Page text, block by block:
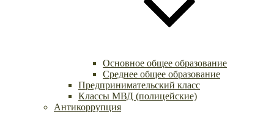
Основное общее образование
Среднее общее образование
Предпринимательский класс
Классы МВД (полицейские)
Антикоррупция